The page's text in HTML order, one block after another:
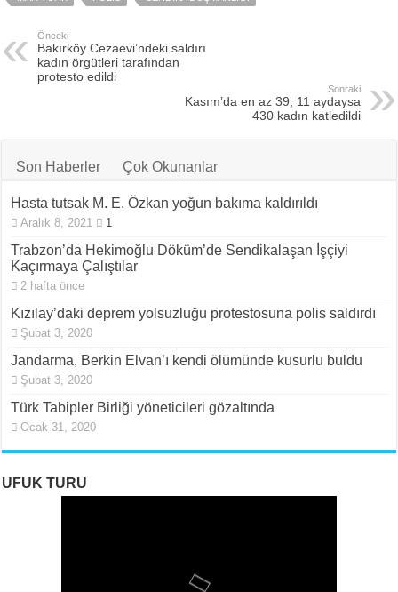
Önceki
Bakırköy Cezaevi’ndeki saldırı
kadın örgütleri tarafından
protesto edildi
Sonraki
Kasım’da en az 39, 11 aydaysa
430 kadın katledildi
Son Haberler Çok Okunanlar
Hasta tutsak M. E. Özkan yoğun bakıma kaldırıldı
Aralık 8, 2021 1
Trabzon’da Hekimoğlu Döküm’de Sendikalaşan İşçiyi
Kaçırmaya Çalıştılar
2 hafta önce
Kızılay’daki deprem yolsuzluğu protestosuna polis saldırdı
Şubat 3, 2020
Jandarma, Berkin Elvan’ı kendi ölümünde kusurlu buldu
Şubat 3, 2020
Türk Tabipler Birliği yöneticileri gözaltında
Ocak 31, 2020
UFUK TURU